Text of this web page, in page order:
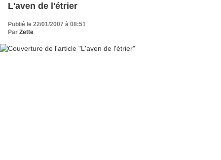
L'aven de l'étrier
Publié le 22/01/2007 à 08:51
Par Zette